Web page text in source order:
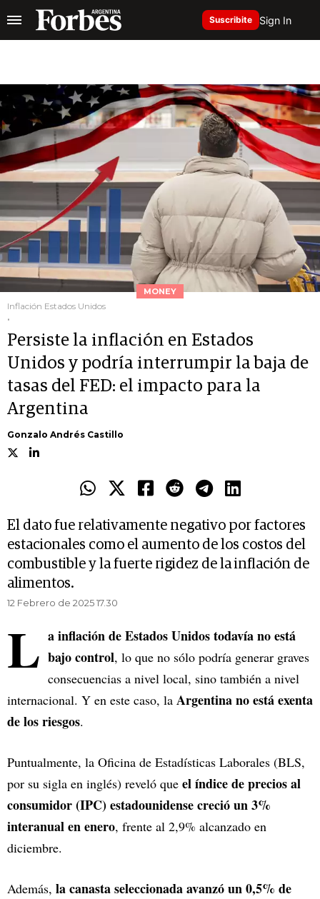
Suscribite Sign In
MONEY
Inflación Estados Unidos
.
Persiste la inflación en Estados
Unidos y podría interrumpir la baja de
tasas del FED: el impacto para la
Argentina
Gonzalo Andrés Castillo
El dato fue relativamente negativo por factores
estacionales como el aumento de los costos del
combustible y la fuerte rigidez de la inflación de
alimentos.
12 Febrero de 2025 17.30
L a inflación de Estados Unidos todavía no está
bajo control, lo que no sólo podría generar graves
consecuencias a nivel local, sino también a nivel
internacional. Y en este caso, la Argentina no está exenta
de los riesgos.
Puntualmente, la Oficina de Estadísticas Laborales (BLS,
por su sigla en inglés) reveló que el índice de precios al
consumidor (IPC) estadounidense creció un 3%
interanual en enero, frente al 2,9% alcanzado en
diciembre.
Además, la canasta seleccionada avanzó un 0,5% de